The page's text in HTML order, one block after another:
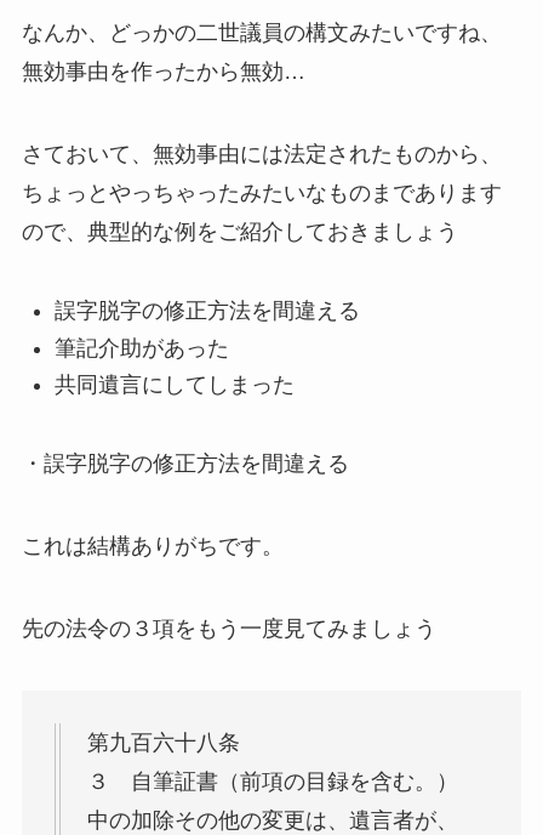
なんか、どっかの二世議員の構文みたいですね、
無効事由を作ったから無効…
さておいて、無効事由には法定されたものから、
ちょっとやっちゃったみたいなものまであります
ので、典型的な例をご紹介しておきましょう
誤字脱字の修正方法を間違える
筆記介助があった
共同遺言にしてしまった
・誤字脱字の修正方法を間違える
これは結構ありがちです。
先の法令の３項をもう一度見てみましょう
第九百六十八条
３ 自筆証書（前項の目録を含む。）
中の加除その他の変更は、遺言者が、